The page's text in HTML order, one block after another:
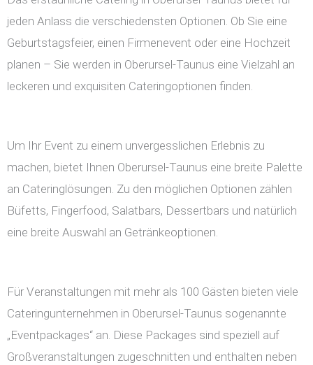
jeden Anlass die verschiedensten Optionen. Ob Sie eine
Geburtstagsfeier, einen Firmenevent oder eine Hochzeit
planen – Sie werden in Oberursel-Taunus eine Vielzahl an
leckeren und exquisiten Cateringoptionen finden.
Um Ihr Event zu einem unvergesslichen Erlebnis zu
machen, bietet Ihnen Oberursel-Taunus eine breite Palette
an Cateringlösungen. Zu den möglichen Optionen zählen
Büfetts, Fingerfood, Salatbars, Dessertbars und natürlich
eine breite Auswahl an Getränkeoptionen.
Für Veranstaltungen mit mehr als 100 Gästen bieten viele
Cateringunternehmen in Oberursel-Taunus sogenannte
„Eventpackages“ an. Diese Packages sind speziell auf
Großveranstaltungen zugeschnitten und enthalten neben